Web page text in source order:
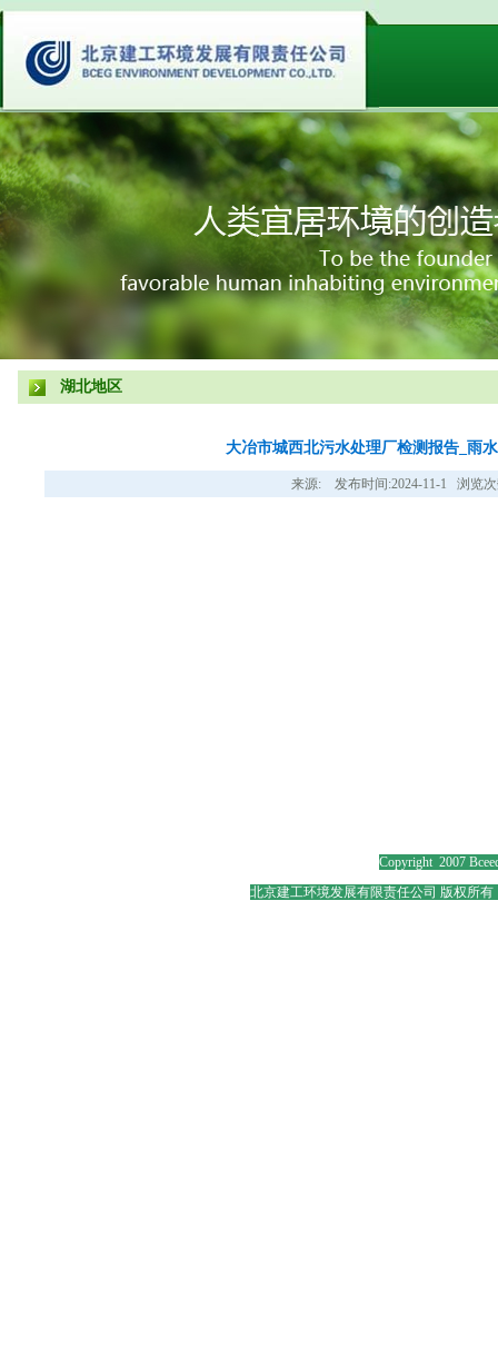
湖北地区
大冶市城西北污水处理厂检测报告_雨
来源: 发布时间:2024-11-1 浏览
Copyright 2007
北京建工环境发展有限责任公司 版